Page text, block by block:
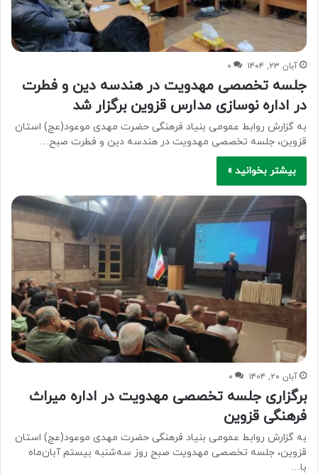
آبان ۲۳, ۱۴۰۴ ۰
جلسه تخصصی مهدویت در هندسه دین و فطرت
در اداره نوسازی مدارس قزوین برگزار شد
به گزارش روابط عمومی بنیاد فرهنگی حضرت مهدی موعود(عج) استان
قزوین، جلسه تخصصی مهدویت در هندسه دین و فطرت صبح…
بیشتر بخوانید »
آبان ۲۰, ۱۴۰۴ ۰
برگزاری جلسه تخصصی مهدویت در اداره میراث
فرهنگی قزوین
به گزارش روابط عمومی بنیاد فرهنگی حضرت مهدی موعود(عج) استان
قزوین، جلسه تخصصی مهدویت صبح روز سه‌شنبه بیستم آبان‌ماه
با…